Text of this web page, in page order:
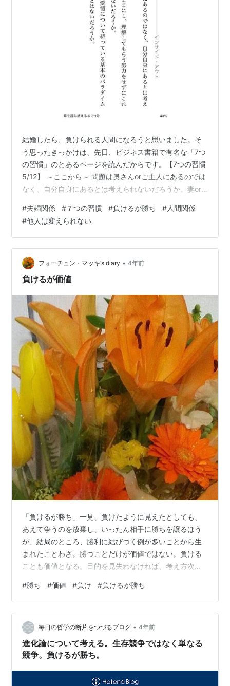
結婚したら、負けられる人間になろうと思いました。そ
う思ったきっかけは、先日、ビジネス書籍で有名な「7つ
の習慣」のとあるページを読んだからです。【7つの習慣
5/12】 ～ここから～ 問題は奥さんorご主人にあるのでは
なく、自分自身にあるとは考えられないだろうか。妻or
にこれまで暮らしてきた結果ではないだろうか。妻or
夫、結婚生活、真の愛情について持っている基本のパラ
ダイム（ものの見方・考え方を支配する認識）が問題を
悪化させていることはないだろうか。 ～ここまで～7つ
の習慣には、ビジネス・仕事、生活をより良くするため
に役に立つことがたくさん書かれ…
#夫婦関係 # ７つの習慣 #負けるが勝ち #人間関係
#他人は変えられない
フォーチュン・マッキ’s diary • 4年前
負けるが価値
「負けるが勝ち」一見、負けたように見えたとしても、
あえて争うのを放棄し、いったん相手に勝ちを譲るほう
が、結局のところ、勝利に結びつく例が多いことから生
まれたことわざ。勝つことだけが価値ではない。負ける
ことも価値となる。目的を見失わなければ、考え方次第
値とさせられるか。どうですか、負けがとても大事に思
えてきませんか。負けはネガティブでない言葉に見えて
きましたか。 負負負、ふふふ。
#勝ち #価値 #負け #負けるが勝ち
毎日の哲学の断片をつづるブログ • 4年前
進化論について考える。生存競争ではなく単なる
競争。負けるが勝ち。